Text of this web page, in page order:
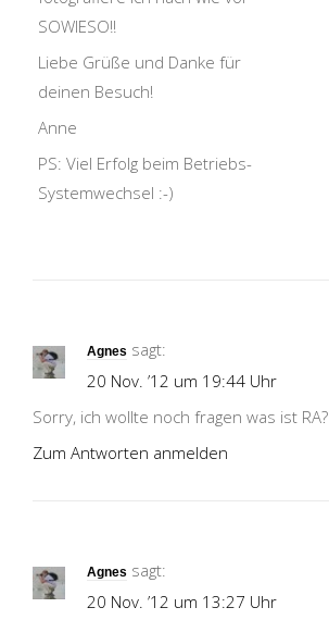
SOWIESO!!
Liebe Grüße und Danke für
deinen Besuch!
Anne
PS: Viel Erfolg beim Betriebs-
Systemwechsel :-)
Agnes sagt:
20 Nov. ’12 um 19:44 Uhr
Sorry, ich wollte noch fragen was ist RA?
Zum Antworten anmelden
Agnes sagt:
20 Nov. ’12 um 13:27 Uhr